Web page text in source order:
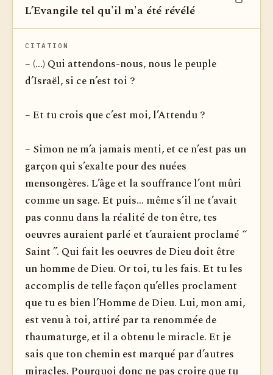
L’Evangile tel qu'il m'a été révélé
CITATION
– (...) Qui attendons-nous, nous le peuple
d’Israël, si ce n’est toi ?
– Et tu crois que c’est moi, l’Attendu ?
– Simon ne m’a jamais menti, et ce n’est pas un
garçon qui s’exalte pour des nuées
mensongères. L’âge et la souffrance l’ont mûri
comme un sage. Et puis... même s’il ne t’avait
pas connu dans la réalité de ton être, tes
oeuvres auraient parlé et t’auraient proclamé “
Saint ”. Qui fait les oeuvres de Dieu doit être
un homme de Dieu. Or toi, tu les fais. Et tu les
accomplis de telle façon qu’elles proclament
que tu es bien l’Homme de Dieu. Lui, mon ami,
est venu à toi, attiré par ta renommée de
thaumaturge, et il a obtenu le miracle. Et je
sais que ton chemin est marqué par d’autres
miracles. Pourquoi donc ne pas croire que tu